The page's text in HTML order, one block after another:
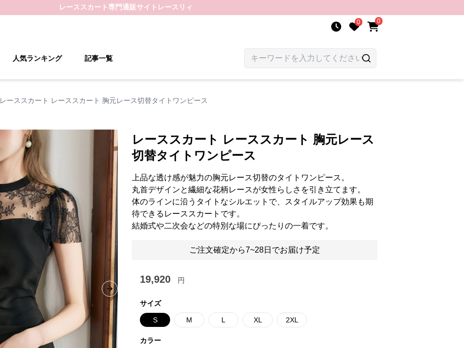
レーススカート専門通販サイト レースリィ
0 0
人気ランキング 記事一覧
レーススカート レーススカート 胸元レース切替タイトワンピース
Next slide
レーススカート レーススカート 胸元レース
切替タイトワンピース
上品な透け感が魅力の胸元レース切替のタイトワンピース。
丸首デザインと繊細な花柄レースが女性らしさを引き立てます。
体のラインに沿うタイトなシルエットで、スタイルアップ効果も期
待できるレーススカートです。
結婚式や二次会などの特別な場にぴったりの一着です。
ご注文確定から7~28日でお届け予定
19,920 円
サイズ
S M L XL 2XL
カラー